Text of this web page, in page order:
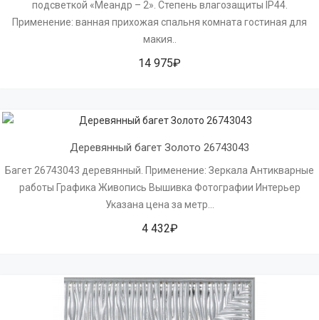
подсветкой «Меандр – 2». Степень влагозащиты IP44.
Применение: ванная прихожая спальня комната гостиная для
макия..
14 975₽
Деревянный багет Золото 26743043
Багет 26743043 деревянный. Применение: Зеркала Антикварные
работы Графика Живопись Вышивка Фотографии Интерьер
Указана цена за метр...
4 432₽